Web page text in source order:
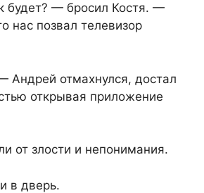
будет? — бросил Костя. —
нас позвал телевизор
Андрей отмахнулся, достал
открывая приложение
от злости и непонимания.
в дверь.